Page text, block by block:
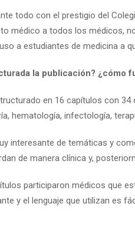
todo con el prestigio del
médico a todos los médicos,
a estudiantes de medicina a
la publicación?
en 16 capítulos con
hematología, infectología,
interesante de temáticas y
de manera clínica y,
participaron médicos que
y el lenguaje que utilizan es